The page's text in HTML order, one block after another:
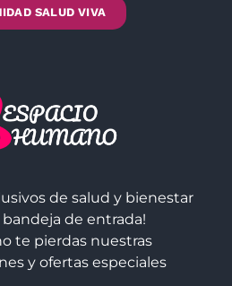
SALUD VIVA
de salud y bienestar
de entrada!
te pierdas nuestras
y ofertas especiales